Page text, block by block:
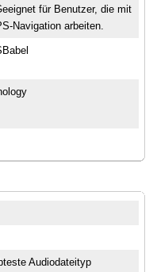
für Benutzer, die mit
Navigation arbeiten.
Audiodateityp